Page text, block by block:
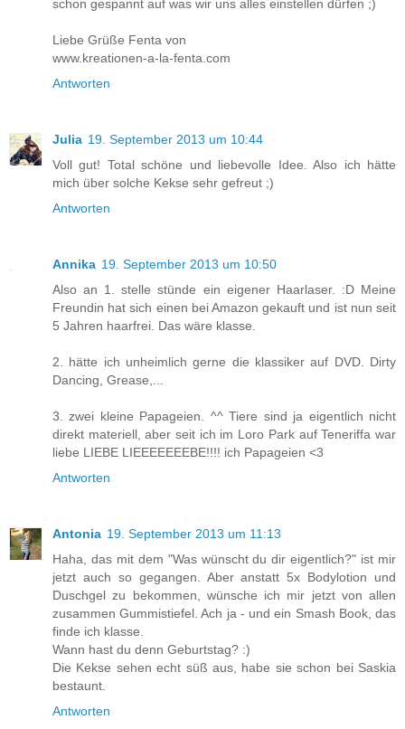
schon gespannt auf was wir uns alles einstellen dürfen ;)
Liebe Grüße Fenta von
www.kreationen-a-la-fenta.com
Antworten
Julia 19. September 2013 um 10:44
Voll gut! Total schöne und liebevolle Idee. Also ich hätte
mich über solche Kekse sehr gefreut ;)
Antworten
Annika 19. September 2013 um 10:50
Also an 1. stelle stünde ein eigener Haarlaser. :D Meine
Freundin hat sich einen bei Amazon gekauft und ist nun seit
5 Jahren haarfrei. Das wäre klasse.
2. hätte ich unheimlich gerne die klassiker auf DVD. Dirty
Dancing, Grease,...
3. zwei kleine Papageien. ^^ Tiere sind ja eigentlich nicht
direkt materiell, aber seit ich im Loro Park auf Teneriffa war
liebe LIEBE LIEEEEEEEBE!!!! ich Papageien <3
Antworten
Antonia 19. September 2013 um 11:13
Haha, das mit dem "Was wünscht du dir eigentlich?" ist mir
jetzt auch so gegangen. Aber anstatt 5x Bodylotion und
Duschgel zu bekommen, wünsche ich mir jetzt von allen
zusammen Gummistiefel. Ach ja - und ein Smash Book, das
finde ich klasse.
Wann hast du denn Geburtstag? :)
Die Kekse sehen echt süß aus, habe sie schon bei Saskia
bestaunt.
Antworten